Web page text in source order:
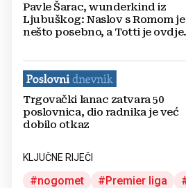
Pavle Šarac, wunderkind iz
Ljubuškog: Naslov s Romom je
nešto posebno, a Totti je ovdje
Trgovački lanac zatvara 50
poslovnica, dio radnika je već
dobilo otkaz
KLJUČNE RIJEČI
nogomet Premier liga